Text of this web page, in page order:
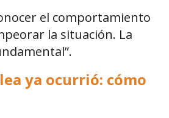
el comportamiento
la situación. La
ya ocurrió: cómo